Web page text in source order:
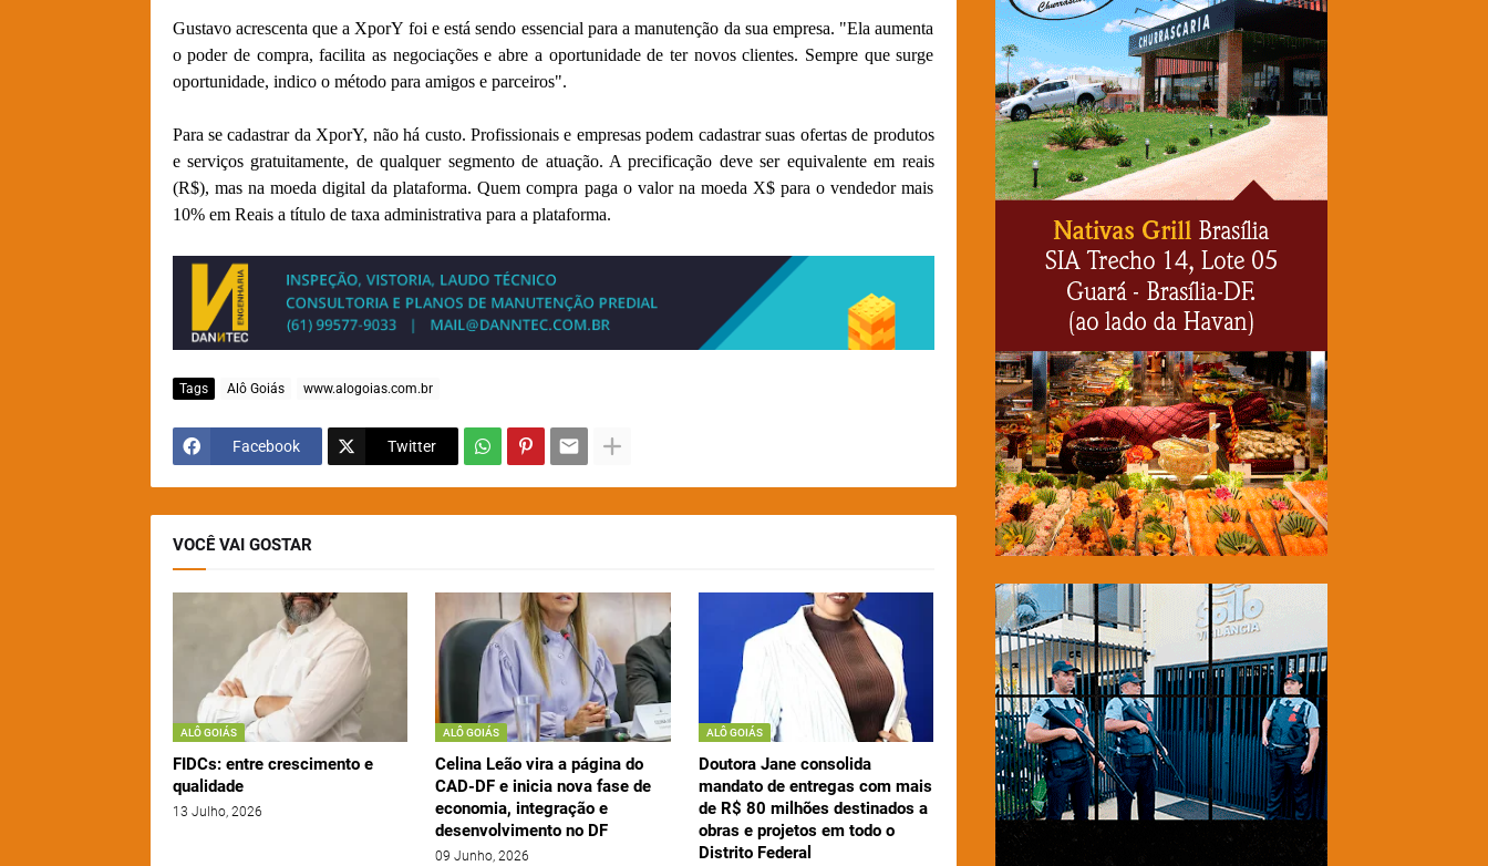
Gustavo acrescenta que a XporY foi e está sendo essencial para a manutenção da sua empresa. "Ela aumenta
o poder de compra, facilita as negociações e abre a oportunidade de ter novos clientes. Sempre que surge
oportunidade, indico o método para amigos e parceiros".
Para se cadastrar da XporY, não há custo. Profissionais e empresas podem cadastrar suas ofertas de produtos
e serviços gratuitamente, de qualquer segmento de atuação. A precificação deve ser equivalente em reais
(R$), mas na moeda digital da plataforma. Quem compra paga o valor na moeda X$ para o vendedor mais
10% em Reais a título de taxa administrativa para a plataforma.
Tags Alô Goiás www.alogoias.com.br
Facebook Twitter
VOCÊ VAI GOSTAR
ALÔ GOIÁS
FIDCs: entre crescimento e
qualidade
13 Julho, 2026
ALÔ GOIÁS
Celina Leão vira a página do
CAD-DF e inicia nova fase de
economia, integração e
desenvolvimento no DF
09 Junho, 2026
ALÔ GOIÁS
Doutora Jane consolida
mandato de entregas com mais
de R$ 80 milhões destinados a
obras e projetos em todo o
Distrito Federal